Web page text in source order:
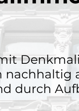
nachhaltig
durch